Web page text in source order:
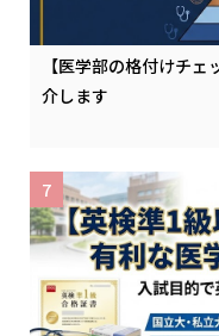
【医学部の格付けチ
介します
7